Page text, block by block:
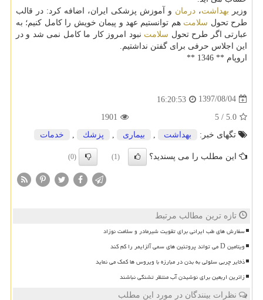
وزیر بهداشت، درمان و آموزش پزشكی ایران، اضافه كرد: در قالب
طرح تحول سلامت هم توانستیم عهد و پیمان خویش را كامل كنیم؛ به
عبارتی اگر طرح تحول سلامت نبود امروز كار ما كامل نمی شد و در
این اجلاس حرفی برای گفتن نداشتیم.
اروپام ** 1346 **
1397/08/04
16:20:53
5.0
/
5
1901
تگهای خبر:
بهداشت بیماری پزشك خدمات
این مطلب را می پسندید؟ (1)
(0)
تازه ترین مطالب مرتبط
سفارش های طب ایرانی برای تقویت شیرمادر و سلامت نوزاد
ویتامین D می تواند پروتئین های سمی آلزایمر را کم کند
ذخایر چربی سلولی به بدن در مبارزه با ویروس ها کمک می نماید
زائرین اربعین برای نوشیدن آب منتظر تشنگی نباشند
نظرات بینندگان در مورد این مطلب